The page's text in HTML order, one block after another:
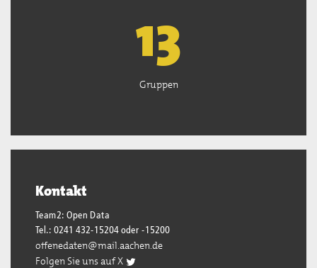
13
Gruppen
Kontakt
Team2: Open Data
Tel.: 0241 432-15204 oder -15200
offenedaten@mail.aachen.de
Folgen Sie uns auf X